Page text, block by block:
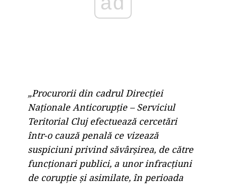
„Procurorii din cadrul Direcţiei
Naţionale Anticorupţie – Serviciul
Teritorial Cluj efectuează cercetări
într-o cauză penală ce vizează
suspiciuni privind săvârşirea, de către
funcţionari publici, a unor infracţiuni
de corupţie şi asimilate, în perioada